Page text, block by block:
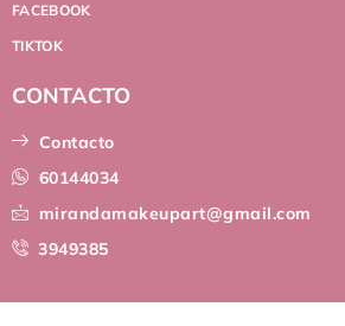
FACEBOOK
TIKTOK
CONTACTO
Contacto
60144034
mirandamakeupart@gmail.com
3949385